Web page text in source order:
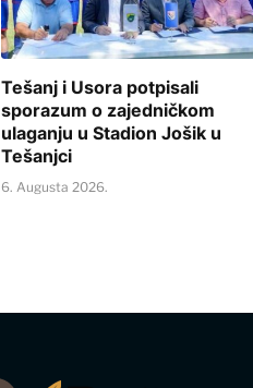
Tešanj i Usora potpisali
sporazum o zajedničkom
ulaganju u Stadion Jošik u
Tešanjci
6. Augusta 2026.